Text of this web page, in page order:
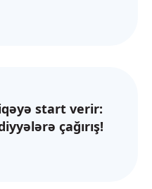
start verir:
çağırış!